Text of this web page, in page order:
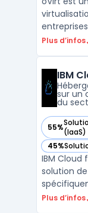
robuste à
pour la
Plus d’infos
IBM
sur un
du
55%(IaaS)
— voir IBM
45%
— voir IBM
IBM Cloud
solution
besoins
Plus d’infos